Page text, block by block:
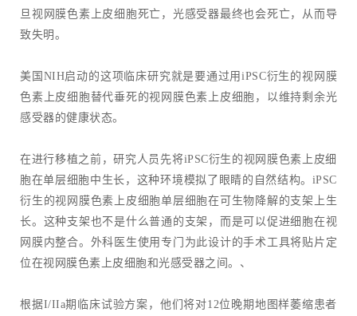
旦视网膜色素上皮细胞死亡，光感受器最终也会死亡，从而导
致失明。
美国NIH启动的这项临床研究就是要通过用iPSC衍生的视网膜
色素上皮细胞替代垂死的视网膜色素上皮细胞，以维持剩余光
感受器的健康状态。
在进行移植之前，研究人员先将iPSC衍生的视网膜色素上皮细
胞在单层细胞中生长，这种环境模拟了眼睛的自然结构。iPSC
衍生的视网膜色素上皮细胞单层细胞在可生物降解的支架上生
长。这种支架也不是什么普通的支架，而是可以促进细胞在视
网膜内整合。外科医生使用专门为此设计的手术工具将贴片定
位在视网膜色素上皮细胞和光感受器之间。、
根据I/IIa期临床试验方案，他们将对12位晚期地图样萎缩患者